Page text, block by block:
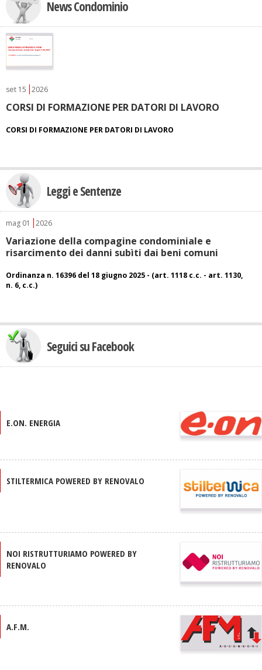
News Condominio
set 15 2026
CORSI DI FORMAZIONE PER DATORI DI LAVORO
CORSI DI FORMAZIONE PER DATORI DI LAVORO
Leggi e Sentenze
mag 01 2026
Variazione della compagine condominiale e
risarcimento dei danni subìti dai beni comuni
Ordinanza n. 16396 del 18 giugno 2025 - (art. 1118 c.c. - art. 1130,
n. 6, c.c.)
Seguici su Facebook
E.ON. ENERGIA
STILTERMICA POWERED BY RENOVALO
NOI RISTRUTTURIAMO POWERED BY
RENOVALO
A.F.M.